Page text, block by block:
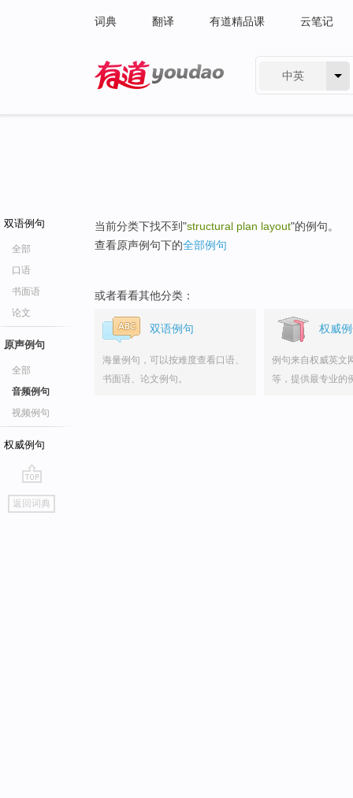
词典 翻译 有道精品课 云笔记
中英
双语例句
全部
口语
书面语
论文
原声例句
全部
音频例句
视频例句
权威例句
go
top
返回词典
当前分类下找不到"structural plan layout"的例句。
查看原声例句下的全部例句
或者看看其他分类：
双语例句
海量例句，可以按难度查看口语、
书面语、论文例句。
权威
例句来自权威英文
等，提供最专业的